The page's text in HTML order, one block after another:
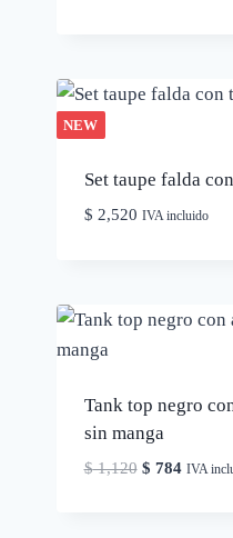
NEW
Set taupe falda
$ 2,520 IVA incluido
Tank top negro
sin manga
$1,120 El
$ 784ElIVA